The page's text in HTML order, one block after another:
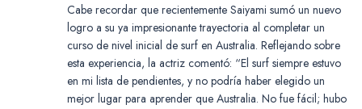
Cabe recordar que recientemente Saiyami sumó un nuevo
logro a su ya impresionante trayectoria al completar un
curso de nivel inicial de surf en Australia. Reflejando sobre
esta experiencia, la actriz comentó: “El surf siempre estuvo
en mi lista de pendientes, y no podría haber elegido un
mejor lugar para aprender que Australia. No fue fácil; hubo